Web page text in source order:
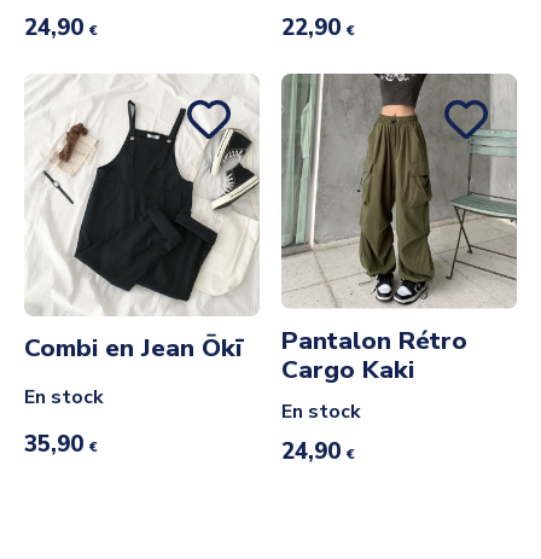
24,90 € 22,90 €
Combi en Jean Ōkī
En stock
35,90 €
Pantalon Rétro
Cargo Kaki
En stock
24,90 €